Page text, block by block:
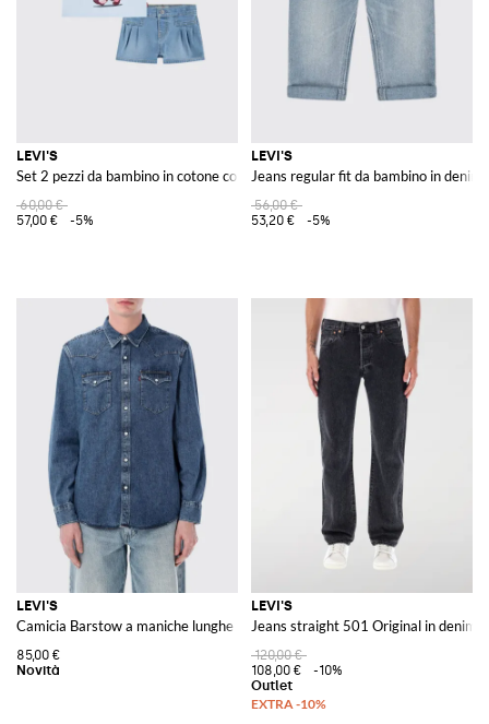
LEVI'S
Set 2 pezzi da bambino in cotone con stampa teddy bear
60,00 €
57,00 €
-5%
LEVI'S
Jeans regular fit da bambino in denim
56,00 €
53,20 €
-5%
LEVI'S
Camicia Barstow a maniche lunghe in denim di cotone
85,00 €
LEVI'S
Jeans straight 501 Original in denim
120,00 €
108,00 €
-10%